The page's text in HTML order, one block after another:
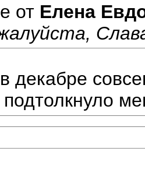
от Елена
декабре